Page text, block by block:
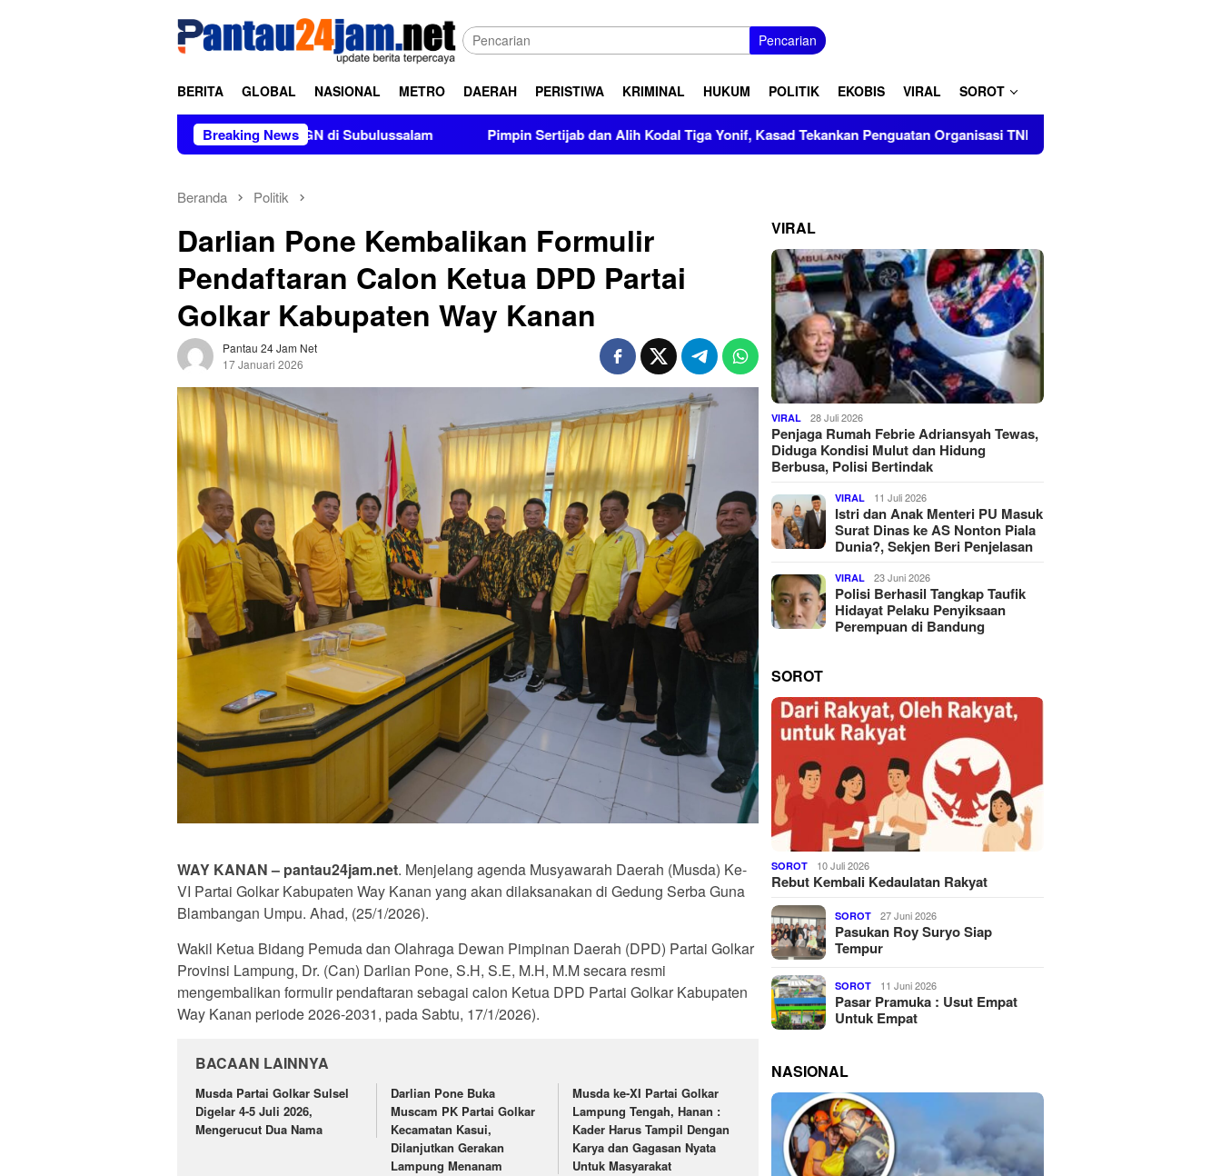
Pencarian
BERITA GLOBAL NASIONAL METRO DAERAH PERISTIWA KRIMINAL HUKUM POLITIK EKOBIS VIRAL SOROT
Breaking News
Jiwa, BNNP Aceh Perkuat P4GN di Subulussalam Pimpin Sertijab dan Alih Kodal Tiga Yonif, Kasad Tekankan Penguatan Organisasi TNI AD
Beranda Politik
Darlian Pone Kembalikan Formulir
Pendaftaran Calon Ketua DPD Partai
Golkar Kabupaten Way Kanan
Pantau 24 Jam Net
17 Januari 2026
WAY KANAN – pantau24jam.net. Menjelang agenda Musyawarah Daerah (Musda) Ke-
VI Partai Golkar Kabupaten Way Kanan yang akan dilaksanakan di Gedung Serba Guna
Blambangan Umpu. Ahad, (25/1/2026).
Wakil Ketua Bidang Pemuda dan Olahraga Dewan Pimpinan Daerah (DPD) Partai Golkar
Provinsi Lampung, Dr. (Can) Darlian Pone, S.H, S.E, M.H, M.M secara resmi
mengembalikan formulir pendaftaran sebagai calon Ketua DPD Partai Golkar Kabupaten
Way Kanan periode 2026-2031, pada Sabtu, 17/1/2026).
BACAAN LAINNYA
Musda Partai Golkar Sulsel
Digelar 4-5 Juli 2026,
Mengerucut Dua Nama
Darlian Pone Buka
Muscam PK Partai Golkar
Kecamatan Kasui,
Dilanjutkan Gerakan
Lampung Menanam
Musda ke-XI Partai Golkar
Lampung Tengah, Hanan :
Kader Harus Tampil Dengan
Karya dan Gagasan Nyata
Untuk Masyarakat
VIRAL
VIRAL 28 Juli 2026
Penjaga Rumah Febrie Adriansyah Tewas,
Diduga Kondisi Mulut dan Hidung
Berbusa, Polisi Bertindak
VIRAL 11 Juli 2026
Istri dan Anak Menteri PU Masuk
Surat Dinas ke AS Nonton Piala
Dunia?, Sekjen Beri Penjelasan
VIRAL 23 Juni 2026
Polisi Berhasil Tangkap Taufik
Hidayat Pelaku Penyiksaan
Perempuan di Bandung
SOROT
SOROT 10 Juli 2026
Rebut Kembali Kedaulatan Rakyat
SOROT 27 Juni 2026
Pasukan Roy Suryo Siap
Tempur
SOROT 11 Juni 2026
Pasar Pramuka : Usut Empat
Untuk Empat
NASIONAL